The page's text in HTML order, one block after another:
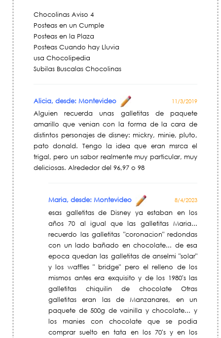
Chocolinas Aviso 4
Posteas en un Cumple
Posteas en la Plaza
Posteas Cuando hay Lluvia
usa Chocolipedia
Subilas Buscalas Chocolinas
Alicia, desde: Montevideo 11/3/2019
Alguien recuerda unas galletitas de paquete
amarillo que venian con la forma de la cara de
distintos personajes de disney: mickry, minie, pluto,
pato donald. Tengo la idea que eran msrca el
trigal, pero un sabor realmente muy particular, muy
deliciosas. Alrededor del 96,97 o 98
Maria, desde: Montevideo 8/4/2023
esas galletitas de Disney ya estaban en los
años 70 al igual que las galletitas Maria...
recuerdo las galletitas "coronacion" redondas
con un lado bañado en chocolate... de esa
epoca quedan las galletitas de anselmi "solar"
y los waffles " bridge" pero el relleno de los
mismos antes era exquisito y de los 1980's las
galletitas chiquilin de chocolate Otras
galletitas eran las de Manzanares, en un
paquete de 500g de vainilla y chocolate... y
los manies con chocolate que se podia
comprar suelto en tata en los 70's y en los